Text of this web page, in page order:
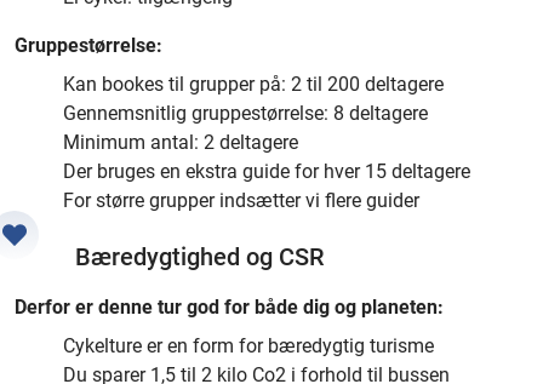
Gruppestørrelse:
Kan bookes til grupper på: 2 til 200 deltagere
Gennemsnitlig gruppestørrelse: 8 deltagere
Minimum antal: 2 deltagere
Der bruges en ekstra guide for hver 15 deltagere
For større grupper indsætter vi flere guider
Bæredygtighed og CSR
Derfor er denne tur god for både dig og planeten:
Cykelture er en form for bæredygtig turisme
Du sparer 1,5 til 2 kilo Co2 i forhold til bussen